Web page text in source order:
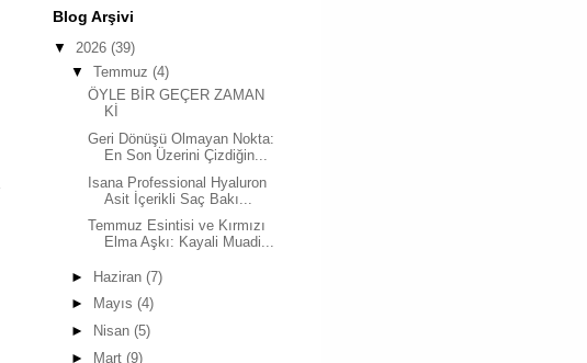
Blog Arşivi
▼ 2026 (39)
▼ Temmuz (4)
ÖYLE BİR GEÇER ZAMAN
Kİ
Geri Dönüşü Olmayan Nokta:
En Son Üzerini Çizdiğin...
Isana Professional Hyaluron
Asit İçerikli Saç Bakı...
Temmuz Esintisi ve Kırmızı
Elma Aşkı: Kayali Muadi...
► Haziran (7)
►
Mayıs (4)
►
Nisan (5)
►
Mart (9)